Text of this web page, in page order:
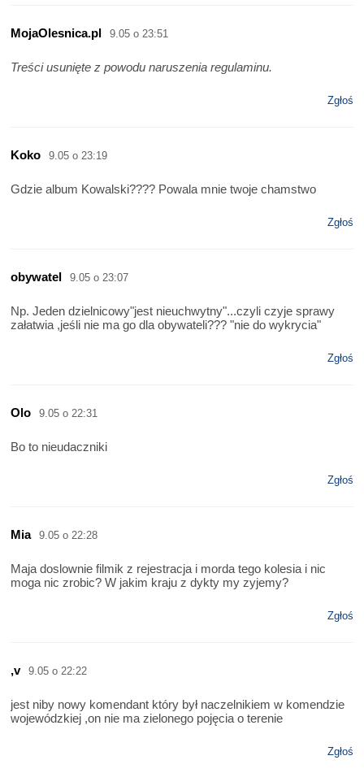
MojaOlesnica.pl 9.05 o 23:51
Treści usunięte z powodu naruszenia regulaminu.
Zgłoś
Koko 9.05 o 23:19
Gdzie album Kowalski???? Powala mnie twoje chamstwo
Zgłoś
obywatel 9.05 o 23:07
Np. Jeden dzielnicowy"jest nieuchwytny"...czyli czyje sprawy
załatwia ,jeśli nie ma go dla obywateli??? "nie do wykrycia"
Zgłoś
Olo 9.05 o 22:31
Bo to nieudaczniki
Zgłoś
Mia 9.05 o 22:28
Maja doslownie filmik z rejestracja i morda tego kolesia i nic
moga nic zrobic? W jakim kraju z dykty my zyjemy?
Zgłoś
,v 9.05 o 22:22
jest niby nowy komendant który był naczelnikiem w komendzie
wojewódzkiej ,on nie ma zielonego pojęcia o terenie
Zgłoś